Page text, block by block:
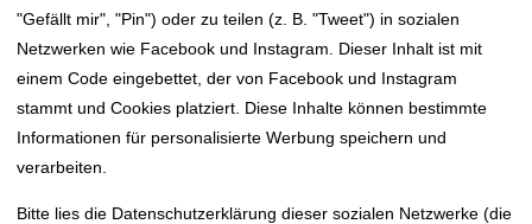
"Gefällt mir", "Pin") oder zu teilen (z. B. "Tweet") in sozialen
Netzwerken wie Facebook und Instagram. Dieser Inhalt ist mit
einem Code eingebettet, der von Facebook und Instagram
stammt und Cookies platziert. Diese Inhalte können bestimmte
Informationen für personalisierte Werbung speichern und
verarbeiten.
Bitte lies die Datenschutzerklärung dieser sozialen Netzwerke (die